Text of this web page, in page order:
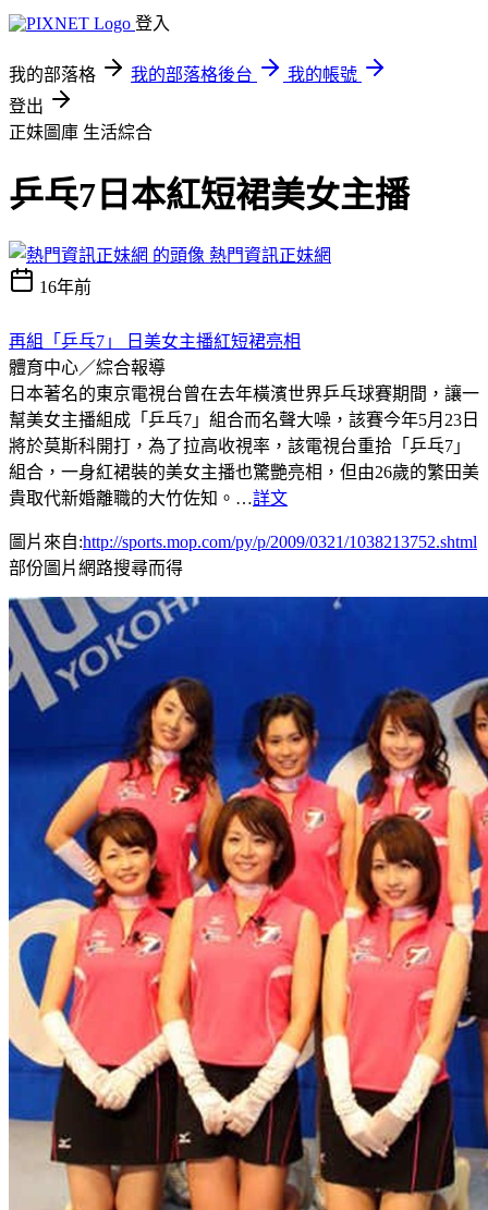
登入
我的部落格 我的部落格後台
我的帳號
登出
正妹圖庫 生活綜合
乒乓7日本紅短裙美女主播
熱門資訊正妹網
16年前
再組「乒乓7」 日美女主播紅短裙亮相
體育中心／綜合報導
日本著名的東京電視台曾在去年橫濱世界乒乓球賽期間，讓一
幫美女主播組成「乒乓7」組合而名聲大噪，該賽今年5月23日
將於莫斯科開打，為了拉高收視率，該電視台重拾「乒乓7」
組合，一身紅裙裝的美女主播也驚艷亮相，但由26歲的繁田美
貴取代新婚離職的大竹佐知。…詳文
圖片來自:http://sports.mop.com/py/p/2009/0321/1038213752.shtml
部份圖片網路搜尋而得